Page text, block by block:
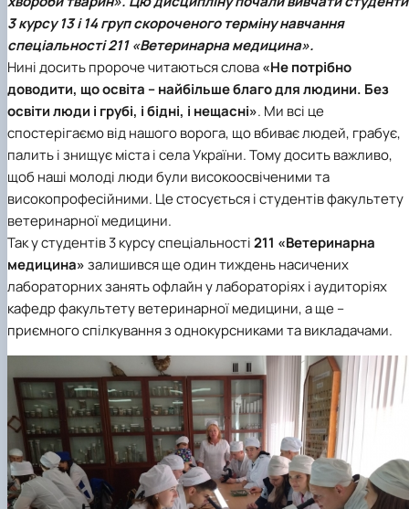
Іноземні мови
Працевлаштування
Їдальні та буфети
Студентські квитки
Центр вивчення мов
Психологічна підтримка
Інклюзивне середовище
Рада молодих вчених
Наукові школи
Стартап школа НУБіП України
Методичні рекомендації, пам'ятки
Форми документів
Патентно-ліцензійна діяльність
ЦКНО «Агропромисловий комплекс, лісове і
садово-паркове господарство, ветеринарна
медицина»
Обладнання НУБіП України
Біоетична комісія
Наукові видання
Досліднику та автору
Звіт про проведення НТЗ
Наукові журнали НУБіП України
Наукові журнали НУБіП України (English)
Пам'ятка про проведення науково-
заходів
Порядок планування та організації
проведення НТЗ
Результати науково-технічних заходів
Монографії
Наука для бізнесу
Каталог наукових послуг
«SEB-2024»
«SEB-2025»
Наглядова рада
Рада роботодавців
Благодійний фонд «Голосіївська ініціатива
2020»
Історія університету
Видатні випускники та працівники
Звіт ректора
Пам'яті захисників України
Почесні доктори і професори НУБіП України
Пресслужба
Університетський кур'єр
Вибори ректора
Програма розвитку університету
ініціатива – 2025»
Доступ до публічної інформації
Державні закупівлі
Офіційна символіка
Антикорупційні заходи
Уповноважена особа з питань запобігання
виявлення корупції
Положення про антикорупційного
уповноваженого НУБіП України
Національні нормативно-правові акти
Нормативно-правові акти НУБіП України
Інформаційні ресурси НАЗК
Методичні роз’яснення НАЗК
Антикорупційні заходи
Гендерна радниця
Контактна інформація
3 курсу 13 і 14 груп скороченого терміну навчання
спеціальності 211 «Ветеринарна медицина».
Нині досить пророче читаються слова«Не потрібно
доводити, що освіта – найбільше благо для людини. Без
освіти люди і грубі, і бідні, і нещасні». Ми всі це
спостерігаємо від нашого ворога, що вбиває людей, грабує,
палить і знищує міста і села України. Тому досить важливо,
щоб наші молоді люди були високоосвіченими та
високопрофесійними. Це стосується і студентів факультету
ветеринарної медицини.
Так у студентів 3 курсу спеціальності211 «Ветеринарна
медицина»залишився ще один тиждень насичених
лабораторних занять офлайн у лабораторіях і аудиторіях
кафедр факультету ветеринарної медицини, а ще –
приємного спілкування з однокурсниками та викладачами.